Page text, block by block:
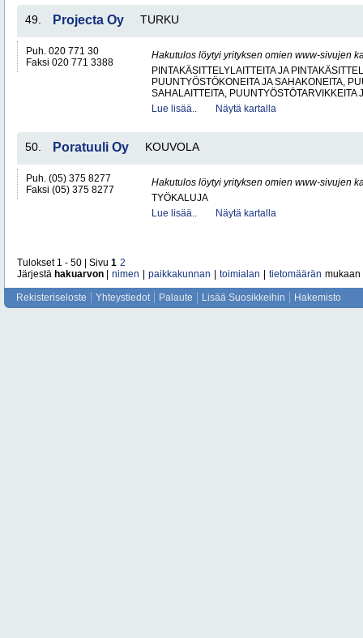
49. Projecta Oy TURKU
Puh. 020 771 30
Faksi 020 771 3388
Hakutulos löytyi yrityksen omien www-sivujen
PINTAKÄSITTELYLAITTEITA JA
PUUNTYÖSTÖKONEITA JA SAHAKONEITA,
SAHALAITTEITA, PUUNTYÖSTÖTARVIKKEITA
Lue lisää..
Näytä kartalla
50. Poratuuli Oy KOUVOLA
Puh. (05) 375 8277
Faksi (05) 375 8277
Hakutulos löytyi yrityksen omien www-sivujen
TYÖKALUJA
Lue lisää..
Näytä kartalla
Tulokset 1 - 50 | Sivu 1 2
Järjestä hakuarvon nimen paikkakunnan toimialan tietomäärän mukaan
Rekisteriseloste Yhteystiedot Palaute Lisää Suosikkeihin Hakemisto